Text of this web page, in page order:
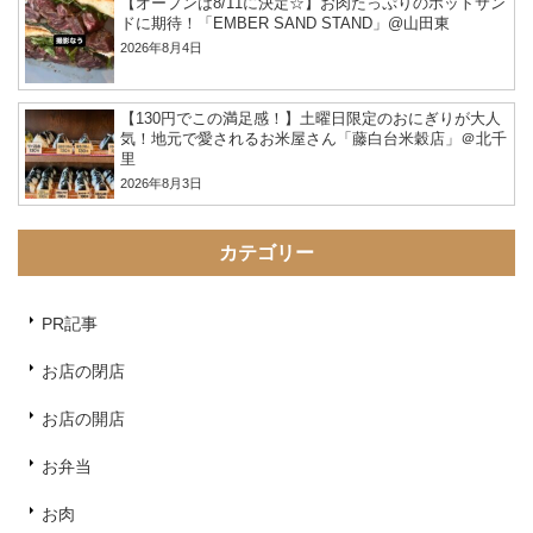
【オープンは8/11に決定☆】お肉たっぷりのホットサン
ドに期待！「EMBER SAND STAND」@山田東
2026年8月4日
【130円でこの満足感！】土曜日限定のおにぎりが大人
気！地元で愛されるお米屋さん「藤白台米穀店」＠北千
里
2026年8月3日
カテゴリー
PR記事
お店の閉店
お店の開店
お弁当
お肉